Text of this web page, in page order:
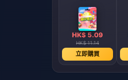
HK$ 5.09
HK$ 11.14
立即購買